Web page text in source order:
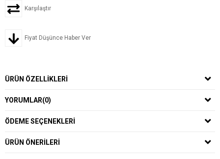
Karşılaştır
Fiyat Düşünce Haber Ver
ÜRÜN ÖZELLIKLERI
YORUMLAR(0)
ÖDEME SEÇENEKLERI
ÜRÜN ÖNERILERI